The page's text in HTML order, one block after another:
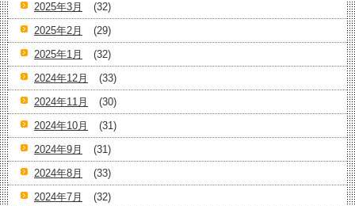
2025年3月
(32)
2025年2月
(29)
2025年1月
(32)
2024年12月
(33)
2024年11月
(30)
2024年10月
(31)
2024年9月
(31)
2024年8月
(33)
2024年7月
(32)